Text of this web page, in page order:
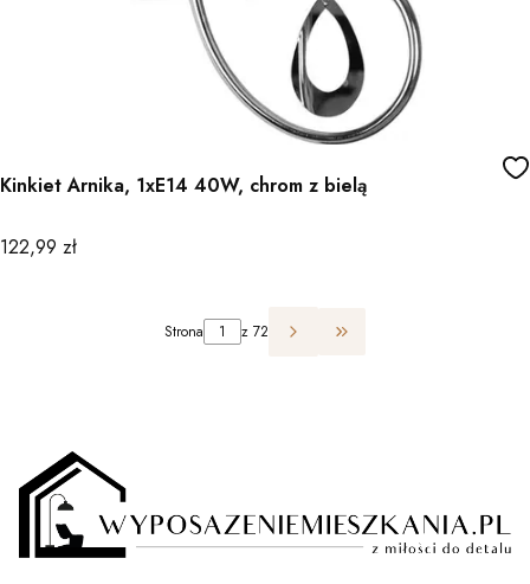
Kinkiet Arnika, 1xE14 40W, chrom z bielą
Cena
122,99 zł
Strona z 72 Przejdź do ostatniej